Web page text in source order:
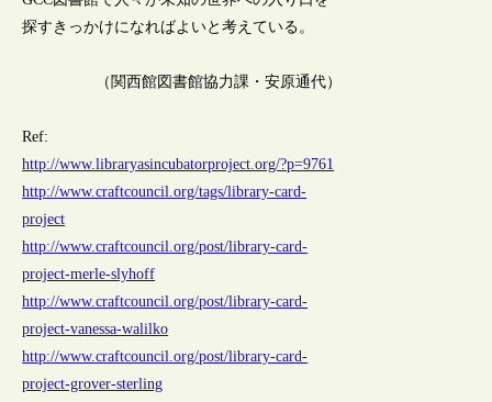
探すきっかけになればよいと考えている。
（関西館図書館協力課・安原通代）
Ref:
http://www.libraryasincubatorproject.org/?p=9761
http://www.craftcouncil.org/tags/library-card-
project
http://www.craftcouncil.org/post/library-card-
project-merle-slyhoff
http://www.craftcouncil.org/post/library-card-
project-vanessa-walilko
http://www.craftcouncil.org/post/library-card-
project-grover-sterling